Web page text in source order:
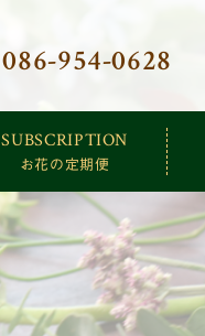
086-954-0628
SUBSCRIPTION
お花の定期便